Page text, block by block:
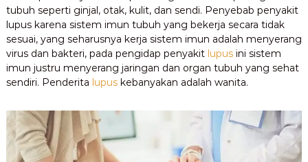
tubuh seperti ginjal, otak, kulit, dan sendi. Penyebab penyakit
lupus karena sistem imun tubuh yang bekerja secara tidak
sesuai, yang seharusnya kerja sistem imun adalah menyerang
virus dan bakteri, pada pengidap penyakit lupusini sistem
imun justru menyerang jaringan dan organ tubuh yang sehat
sendiri. Penderita lupuskebanyakan adalah wanita.